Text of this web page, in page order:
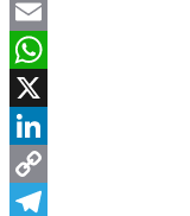
Facebook
Email
WhatsApp
X
LinkedIn
Copy